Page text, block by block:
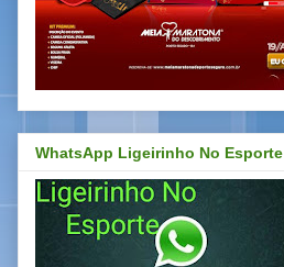
WhatsApp Ligeirinho No Esporte